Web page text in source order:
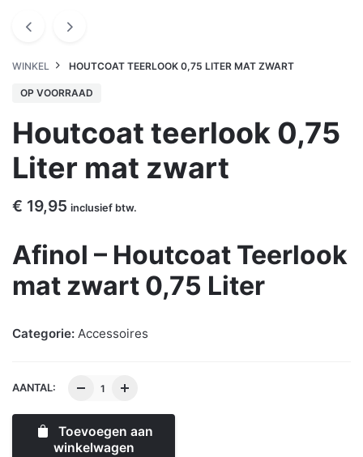
WINKEL HOUTCOAT TEERLOOK 0,75 LITER MAT ZWART
OP VOORRAAD
Houtcoat teerlook 0,75
Liter mat zwart
€ 19,95 inclusief btw.
Afinol – Houtcoat Teerlook
mat zwart 0,75 Liter
Categorie: Accessoires
AANTAL:
Toevoegen aan
winkelwagen